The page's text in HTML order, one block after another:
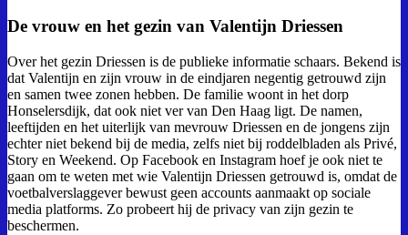
De vrouw en het gezin van Valentijn Driessen
Over het gezin Driessen is de publieke informatie schaars. Bekend is
dat Valentijn en zijn vrouw in de eindjaren negentig getrouwd zijn
en samen twee zonen hebben. De familie woont in het dorp
Honselersdijk, dat ook niet ver van Den Haag ligt. De namen,
leeftijden en het uiterlijk van mevrouw Driessen en de jongens zijn
echter niet bekend bij de media, zelfs niet bij roddelbladen als Privé,
Story en Weekend. Op Facebook en Instagram hoef je ook niet te
gaan om te weten met wie Valentijn Driessen getrouwd is, omdat de
voetbalverslaggever bewust geen accounts aanmaakt op sociale
media platforms. Zo probeert hij de privacy van zijn gezin te
beschermen.